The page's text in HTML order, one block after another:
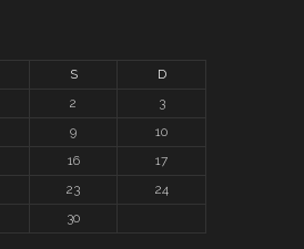
S
D
2
3
9
10
16
17
23
24
30